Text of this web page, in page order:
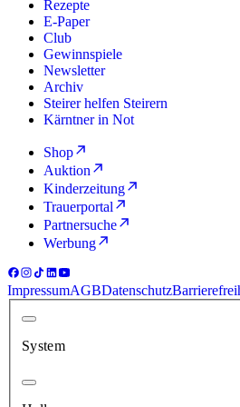
Rezepte
E-Paper
Club
Gewinnspiele
Newsletter
Archiv
Steirer helfen Steirern
Kärntner in Not
Shop
Auktion
Kinderzeitung
Trauerportal
Partnersuche
Werbung
ImpressumAGBDatenschutz
System